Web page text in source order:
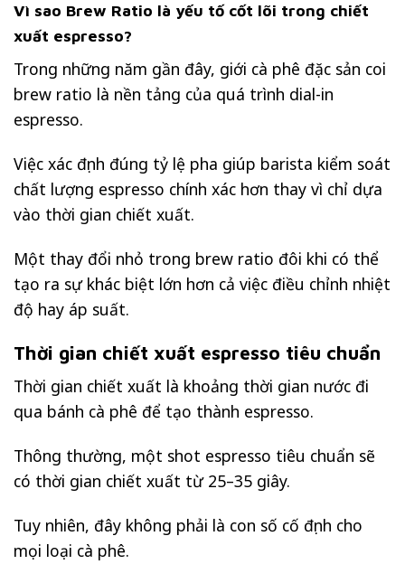
Vì sao Brew Ratio là yếu tố cốt lõi trong chiết
xuất espresso?
Trong những năm gần đây, giới cà phê đặc sản coi
brew ratio là nền tảng của quá trình dial-in
espresso.
Việc xác định đúng tỷ lệ pha giúp barista kiểm soát
chất lượng espresso chính xác hơn thay vì chỉ dựa
vào thời gian chiết xuất.
Một thay đổi nhỏ trong brew ratio đôi khi có thể
tạo ra sự khác biệt lớn hơn cả việc điều chỉnh nhiệt
độ hay áp suất.
Thời gian chiết xuất espresso tiêu chuẩn
Thời gian chiết xuất là khoảng thời gian nước đi
qua bánh cà phê để tạo thành espresso.
Thông thường, một shot espresso tiêu chuẩn sẽ
có thời gian chiết xuất từ 25–35 giây.
Tuy nhiên, đây không phải là con số cố định cho
mọi loại cà phê.